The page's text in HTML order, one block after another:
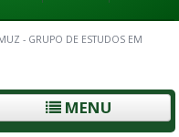
- GRUPO DE ESTUDOS EM
MENU